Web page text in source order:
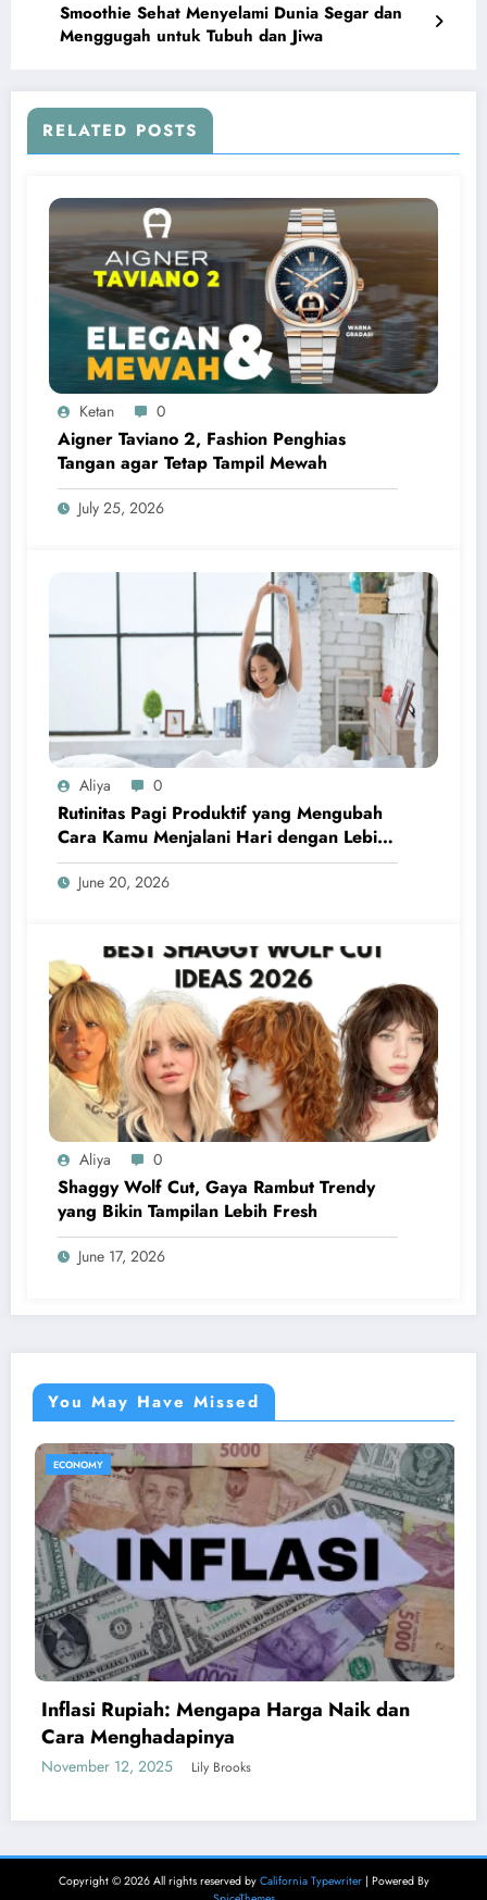
Smoothie Sehat Menyelami Dunia Segar dan
Menggugah untuk Tubuh dan Jiwa
RELATED POSTS
Ketan 0
Aigner Taviano 2, Fashion Penghias
Tangan agar Tetap Tampil Mewah
July 25, 2026
Aliya 0
Rutinitas Pagi Produktif yang Mengubah
Cara Kamu Menjalani Hari dengan Lebih
Terarah dan Penuh Energi
June 20, 2026
Aliya 0
Shaggy Wolf Cut, Gaya Rambut Trendy
yang Bikin Tampilan Lebih Fresh
June 17, 2026
You May Have Missed
ECONOMY
Apa Itu Psychological First Aid Gimana
Bisa Belajar?
March 27, 2025 Ketan
Copyright © 2026 All rights reserved by California Typewriter| Powered By